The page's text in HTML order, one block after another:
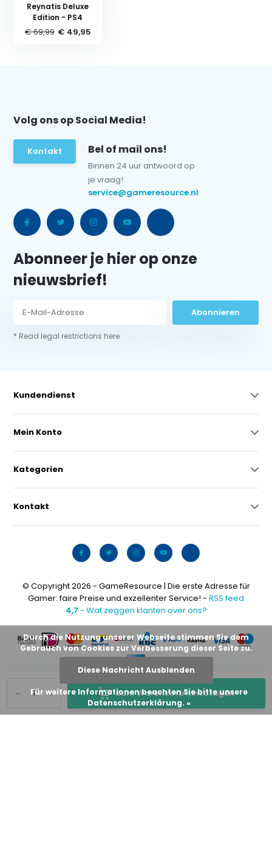
+
- Zum Warenkorb hinzufügen
Reynatis Deluxe
Edition - PS4
€ 69,99 € 49,95
Volg ons op Social Media!
Kontakt Bel of mail ons!
Binnen 24 uur antwoord op
je vraag!
service@gameresource.nl
Abonneer je hier op onze
nieuwsbrief!
Abonnieren
* Read legal restrictions here
Kundendienst
Mein Konto
Kategorien
Kontakt
© Copyright 2026 - GameResource | Die erste Adresse für
Gamer: faire Preise und exzellenter Service! - RSS feed
4,7 - Wat zeggen klanten over ons?
Durch die Nutzung unserer Webseite stimmen Sie dem
Gebrauch von Cookies zur Verbesserung dieser Seite zu.
Diese Nachricht Ausblenden
Für weitere Informationen beachten Sie bitte unsere
Datenschutzerklärung. »